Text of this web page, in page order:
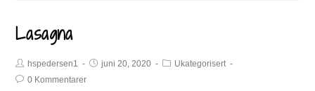
Lasagna
hspedersen1 juni 20, 2020
Ukategorisert
0 Kommentarer